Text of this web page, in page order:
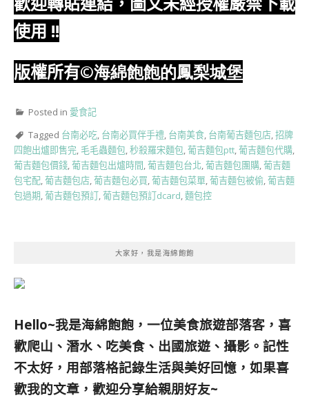
使用 !!
版權所有©海綿飽飽的鳳梨城堡
Posted in 愛食記
Tagged 台南必吃, 台南必買伴手禮, 台南美食, 台南葡吉麵包店,招牌
四飽出爐即售完, 毛毛蟲麵包,秒殺羅宋麵包,葡吉麵包ptt,葡吉麵包代購,
葡吉麵包價錢,葡吉麵包出爐時間,葡吉麵包台北,葡吉麵包團購,葡吉麵
包宅配,葡吉麵包店,葡吉麵包必買,葡吉麵包菜單,葡吉麵包被偷,葡吉麵
包過期,葡吉麵包預訂,葡吉麵包預訂dcard,麵包控
大家好，我是海綿飽飽
Hello~我是海綿飽飽，一位美食旅遊部落客， 喜
歡爬山、潛水、吃美食、出國旅遊、攝影。 記性
不太好，用部落格記錄生活與美好回憶， 如果喜
歡我的文章，歡迎分享給親朋好友~